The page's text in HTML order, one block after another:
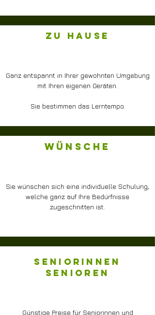
zu hause
Ganz entspannt in Ihrer gewohnten Umgebung
mit Ihren eigenen Geräten.
Sie bestimmen das Lerntempo.
Wünsche
Sie wünschen sich eine individuelle Schulung,
welche ganz auf Ihre Bedürfnisse
zugeschnitten ist.
Seniorinnen
senioren
Günstige Preise für Seniorinnen und